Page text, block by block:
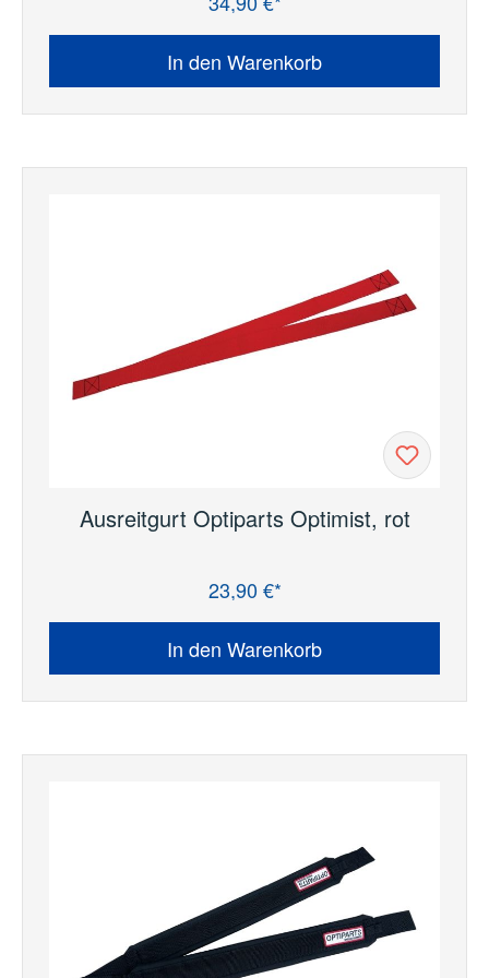
In den Warenkorb
Ausreitgurt Optiparts Optimist, rot
23,90 €*
In den Warenkorb